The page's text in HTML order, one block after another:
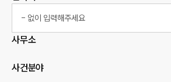
사무소
사건분야